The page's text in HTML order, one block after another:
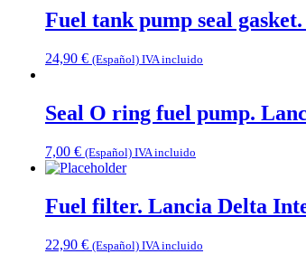
Fuel tank pump seal
24,90 € (Español) IVA incluido
Seal O ring fuel pump.
7,00 € (Español) IVA incluido
Fuel filter. Lancia Delta
22,90 € (Español) IVA incluido